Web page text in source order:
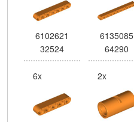
6102621
32524
6135085
64290
6x 2x